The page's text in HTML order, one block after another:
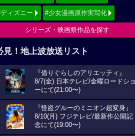
ィズニー #少女漫画原作実写化
シリーズ・映画祭作品を探す
見！地上波放送リスト
『借りぐらしのアリエッティ』
8/7(金) 日本テレビ/金曜ロードショ
ーにて(21:00〜)
『怪盗グルーのミニオン超変身』
8/10(月) フジテレビ/最新作公開記
念にて(19:00〜)